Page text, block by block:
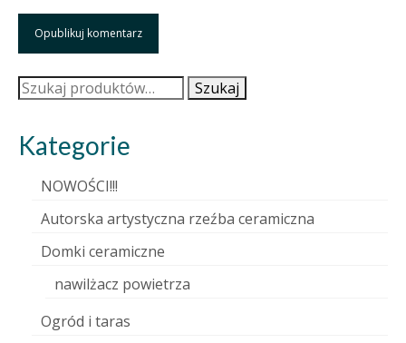
Szukaj: Szukaj
Kategorie
NOWOŚCI!!!
Autorska artystyczna rzeźba ceramiczna
Domki ceramiczne
nawilżacz powietrza
Ogród i taras